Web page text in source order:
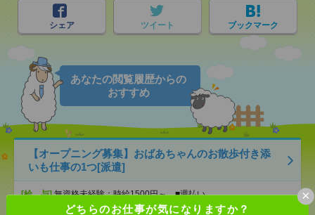
どちらのお仕事が気になりますか？
×
シェア ツイート ブックマーク
あなたの閲覧履歴からの
おすすめ
【オープニング募集】おばあちゃんのお散歩付き添
いも仕事の1つ[派遣]
[給 与]無資格未経験：時給1500円～ ■週払い
OK ■扶養内OK ■日収1万2000円以上